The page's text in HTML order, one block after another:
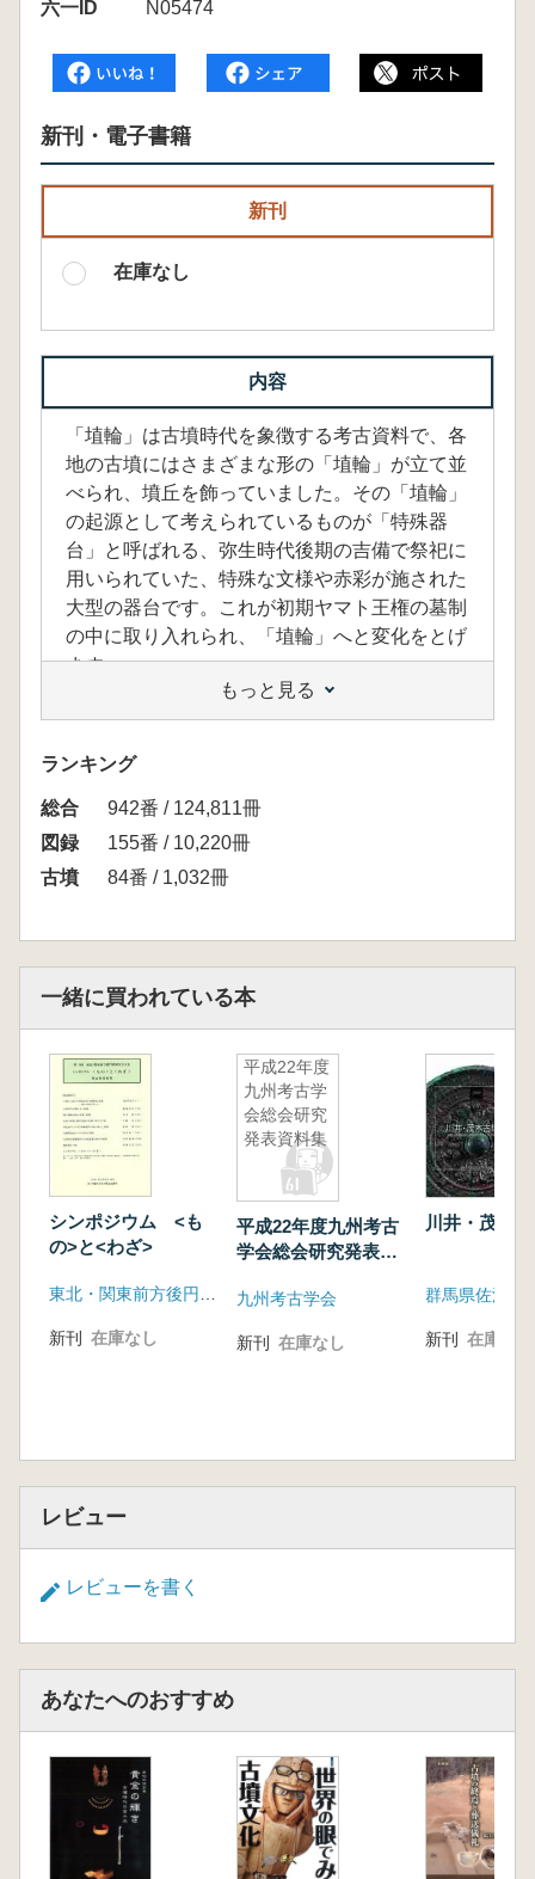
六一ID
N05474
新刊・電子書籍
新刊
在庫なし
内容
「埴輪」は古墳時代を象徴する考古資料で、各
地の古墳にはさまざまな形の「埴輪」が立て並
べられ、墳丘を飾っていました。その「埴輪」
の起源として考えられているものが「特殊器
台」と呼ばれる、弥生時代後期の吉備で祭祀に
用いられていた、特殊な文様や赤彩が施された
大型の器台です。これが初期ヤマト王権の墓制
の中に取り入れられ、「埴輪」へと変化をとげ
ます。
本展覧会では、近畿で出土した埴輪の成立に関
する資料を一堂に集めて展示します。また、吉
備の特殊器台の代表的な資料もあわせて展示し
ます。そして、大和で特殊器台が登場するよう
になった背景や、特殊器台から埴輪への移り変
わりの過程を考えていきます。(パンフレット
より)
<目次>
もっと見る
ランキング
総合
942番 / 124,811冊
図録
155番 / 10,220冊
古墳
84番 / 1,032冊
一緒に買われている本
シンポジウム <も
の>と<わざ>
新刊 在庫なし
平成22年度
九州考古学
会総会研究
発表資料集
平成22年度九州考古
学会総会研究発表資
九州考古学会
新刊 在庫なし
川井・茂木
新刊 在庫なし
レビュー
レビューを書く
あなたへのおすすめ